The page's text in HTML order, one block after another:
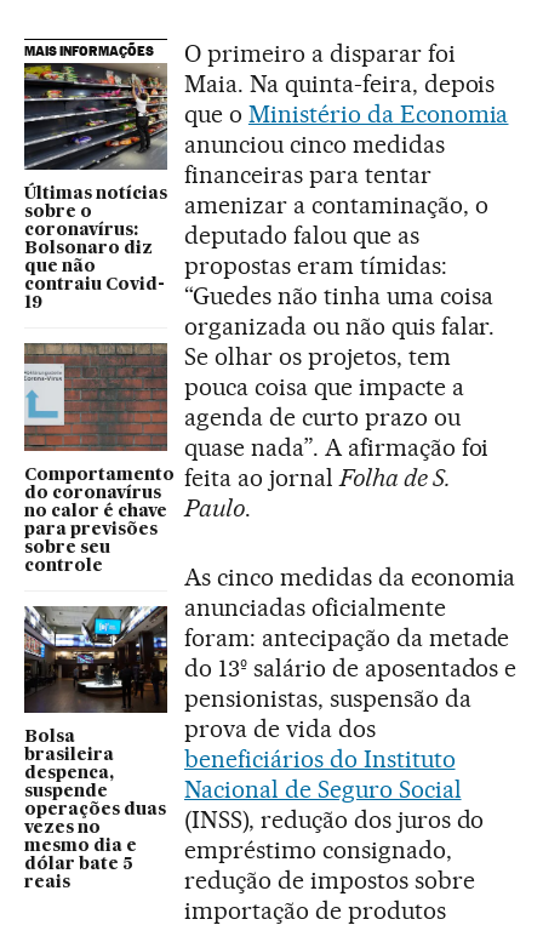
MAIS INFORMAÇÕES
Últimas notícias
sobre o
coronavírus:
Bolsonaro diz
que não
contraiu Covid-
19
Comportamento
do coronavírus
no calor é chave
para previsões
sobre seu
controle
Bolsa
brasileira
despenca,
suspende
operações duas
vezes no
mesmo dia e
dólar bate 5
reais
O primeiro a disparar foi
Maia. Na quinta-feira, depois
que o Ministério da Economia
anunciou cinco medidas
financeiras para tentar
amenizar a contaminação, o
deputado falou que as
propostas eram tímidas:
“Guedes não tinha uma coisa
organizada ou não quis falar.
Se olhar os projetos, tem
pouca coisa que impacte a
agenda de curto prazo ou
quase nada”. A afirmação foi
feita ao jornalFolha de S.
Paulo.
As cinco medidas da economia
anunciadas oficialmente
foram: antecipação da metade
do 13º salário de aposentados e
pensionistas, suspensão da
prova de vida dos
beneficiários do Instituto
Nacional de Seguro Social
(INSS), redução dos juros do
empréstimo consignado,
redução de impostos sobre
importação de produtos